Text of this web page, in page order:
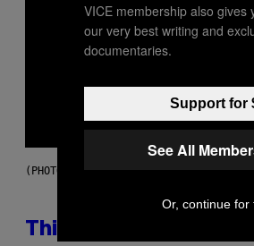
(PHOTO BY TAYLOR HILL/GETTY IMAGES)
This Researcher
VICE membership also gives
our very best writing and
documentaries.
Support for
See All
Or, continue for